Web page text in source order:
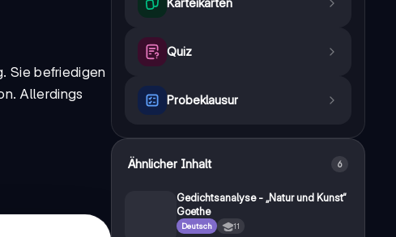
Sie befriedigen
Allerdings
Quiz
Probeklausur
Ähnlicher Inhalt 6
Gedichtsanalyse - „Natur und Kunst“
Goethe
Deutsch 11